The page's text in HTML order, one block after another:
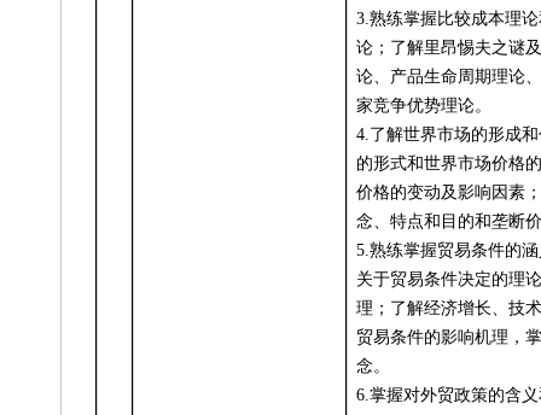
3.熟练掌握比较成本理
论；了解里昂惕夫之谜
论、产品生命周期理论
家竞争优势理论。
4.了解世界市场的形成
的形式和世界市场价格
价格的变动及影响因素
念、特点和目的和垄断
5.熟练掌握贸易条件的
关于贸易条件决定的理
理；了解经济增长、技
贸易条件的影响机理，
念。
6.掌握对外贸政策的含